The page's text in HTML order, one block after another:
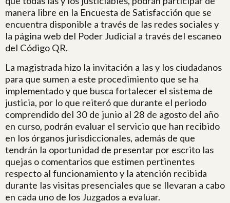
manera libre en la Encuesta de Satisfacción que se
encuentra disponible a través de las redes sociales y
la página web del Poder Judicial a través del escaneo
del Código QR.
La magistrada hizo la invitación a las y los ciudadanos
para que sumen a este procedimiento que se ha
implementado y que busca fortalecer el sistema de
justicia, por lo que reiteró que durante el periodo
comprendido del 30 de junio al 28 de agosto del año
en curso, podrán evaluar el servicio que han recibido
en los órganos jurisdiccionales, además de que
tendrán la oportunidad de presentar por escrito las
quejas o comentarios que estimen pertinentes
respecto al funcionamiento y la atención recibida
durante las visitas presenciales que se llevaran a cabo
en cada uno de los Juzgados a evaluar.